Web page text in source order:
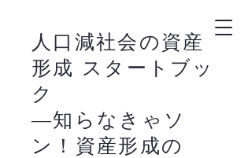
人口減社会の資産
形成 スタートブッ
ク
―知らなきゃソ
ン！資産形成の